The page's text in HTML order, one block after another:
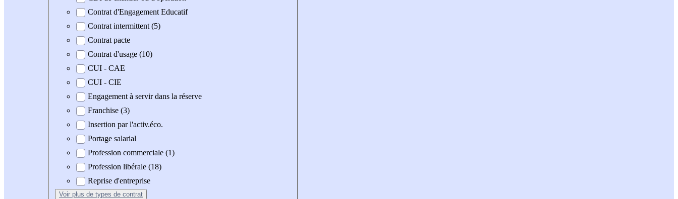
Contrat d'Engagement Educatif
Contrat intermittent (5)
Contrat pacte
Contrat d'usage (10)
CUI - CAE
CUI - CIE
Engagement à servir dans la réserve
Franchise (3)
Insertion par l'activ.éco.
Portage salarial
Profession commerciale (1)
Profession libérale (18)
Reprise d'entreprise
Voir plus de types de contrat